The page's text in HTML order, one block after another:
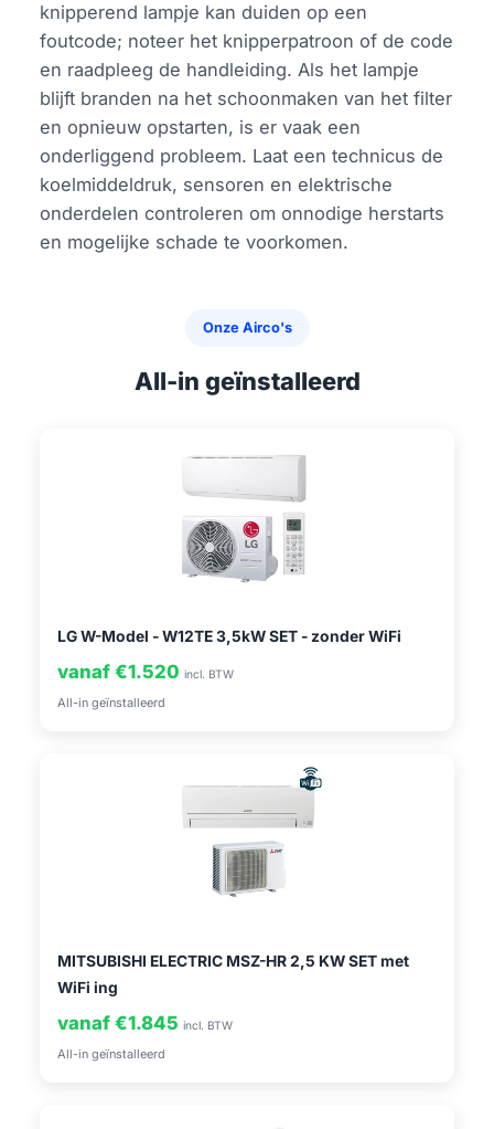
knipperend lampje kan duiden op een
foutcode; noteer het knipperpatroon of de code
en raadpleeg de handleiding. Als het lampje
blijft branden na het schoonmaken van het filter
en opnieuw opstarten, is er vaak een
onderliggend probleem. Laat een technicus de
koelmiddeldruk, sensoren en elektrische
onderdelen controleren om onnodige herstarts
en mogelijke schade te voorkomen.
Onze Airco's
All-in geïnstalleerd
LG W-Model - W12TE 3,5kW SET - zonder WiFi
vanaf €1.520 incl. BTW
All-in geïnstalleerd
MITSUBISHI ELECTRIC MSZ-HR 2,5 KW SET met
WiFi ing
vanaf €1.845 incl. BTW
All-in geïnstalleerd